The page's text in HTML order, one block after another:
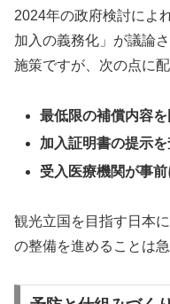
2024年の政府検討によ
加入の義務化」が議論
施策ですが、次の点に配
最低限の補償内容
加入証明書の提示
受入医療機関が事
観光立国を目指す日本
の整備を進めることは急